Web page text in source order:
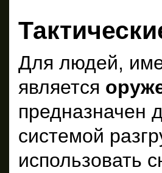
Для людей,
является
предназначен
системой
использовать